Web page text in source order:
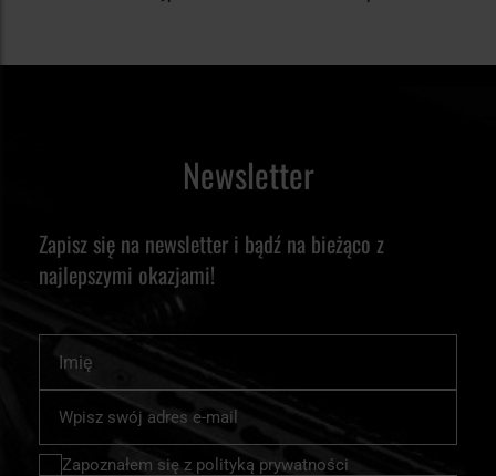
Newsletter
Zapisz się na newsletter i bądź na bieżąco z
najlepszymi okazjami!
nasz
newsletter:
Zapoznałem się z polityką prywatności